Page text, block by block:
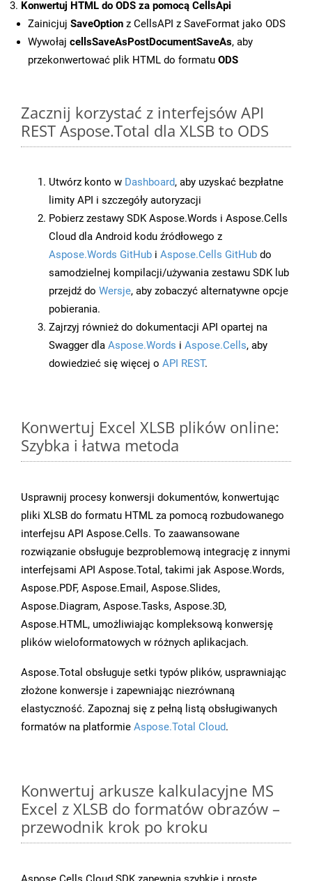
Konwertuj HTML do ODS za pomocą CellsApi
Zainicjuj SaveOption z CellsAPI z SaveFormat jako ODS
Wywołaj cellsSaveAsPostDocumentSaveAs, aby
przekonwertować plik HTML do formatu ODS
Zacznij korzystać z interfejsów API
REST Aspose.Total dla XLSB to ODS
Utwórz konto w Dashboard, aby uzyskać bezpłatne
limity API i szczegóły autoryzacji
Pobierz zestawy SDK Aspose.Words i Aspose.Cells
Cloud dla Android kodu źródłowego z
Aspose.Words GitHub i Aspose.Cells GitHub do
samodzielnej kompilacji/używania zestawu SDK lub
przejdź do Wersje, aby zobaczyć alternatywne opcje
pobierania.
Zajrzyj również do dokumentacji API opartej na
Swagger dla Aspose.Words i Aspose.Cells, aby
dowiedzieć się więcej o API REST.
Konwertuj Excel XLSB plików online:
Szybka i łatwa metoda
Usprawnij procesy konwersji dokumentów, konwertując
pliki XLSB do formatu HTML za pomocą rozbudowanego
interfejsu API Aspose.Cells. To zaawansowane
rozwiązanie obsługuje bezproblemową integrację z innymi
interfejsami API Aspose.Total, takimi jak Aspose.Words,
Aspose.PDF, Aspose.Email, Aspose.Slides,
Aspose.Diagram, Aspose.Tasks, Aspose.3D,
Aspose.HTML, umożliwiając kompleksową konwersję
plików wieloformatowych w różnych aplikacjach.
Aspose.Total obsługuje setki typów plików, usprawniając
złożone konwersje i zapewniając niezrównaną
elastyczność. Zapoznaj się z pełną listą obsługiwanych
formatów na platformie Aspose.Total Cloud.
Konwertuj arkusze kalkulacyjne MS
Excel z XLSB do formatów obrazów –
przewodnik krok po kroku